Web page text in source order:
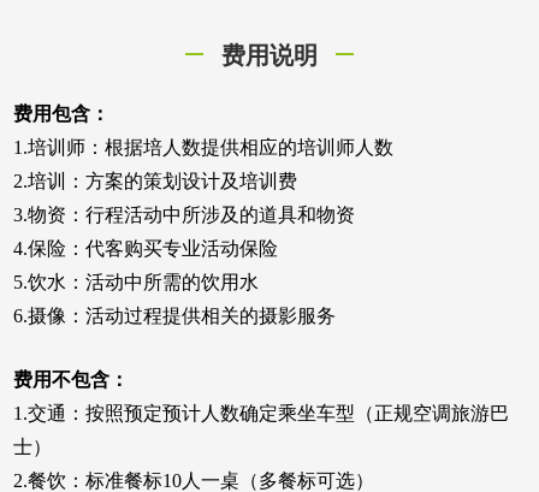
费用说明
费用包含：
1.培训师：根据培人数提供相应的培训师人数
2.培训：方案的策划设计及培训费
3.物资：行程活动中所涉及的道具和物资
4.保险：代客购买专业活动保险
5.饮水：活动中所需的饮用水
6.摄像：活动过程提供相关的摄影服务
费用不包含：
1.交通：按照预定预计人数确定乘坐车型（正规空调旅游巴
士）
2.餐饮：标准餐标10人一桌（多餐标可选）